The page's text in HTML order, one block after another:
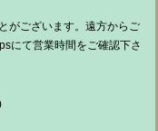
がございます。遠方からご
にて営業時間をご確認下さ